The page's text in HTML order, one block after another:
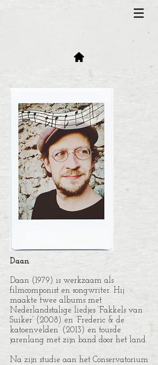
Daan
Daan (1979) is werkzaam als
filmcomponist en songwriter. Hij
maakte twee albums met
Nederlandstalige liedjes ‘Fakkels van
Suiker’ (2008) en ‘Frederic & de
katoenvelden’ (2013) en tourde
jarenlang met zijn band door het land.
Na zijn studie aan het Conservatorium